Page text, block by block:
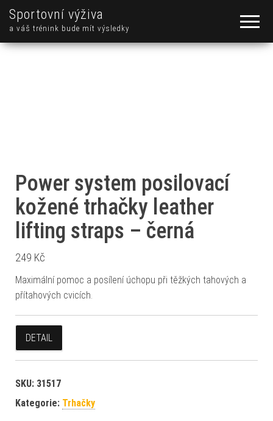
Sportovní výživa
a váš trénink bude mít výsledky
Power system posilovací
kožené trhačky leather
lifting straps – černá
249 Kč
Maximální pomoc a posílení úchopu při těžkých tahových a
přítahových cvicích.
DETAIL
SKU: 31517
Kategorie: Trhačky